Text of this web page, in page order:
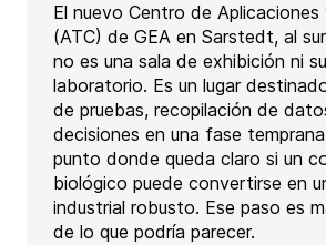
El nuevo Centro de Aplicaciones
(ATC) de GEA en Sarstedt, al
no es una sala de exhibición ni
laboratorio. Es un lugar
de pruebas, recopilación de
decisiones en una fase
punto donde queda claro si un
biológico puede convertirse en
industrial robusto. Ese paso es
de lo que podría parecer.